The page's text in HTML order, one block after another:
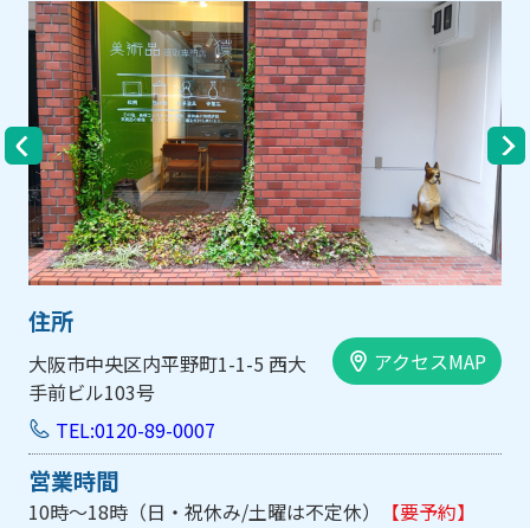
住所
大阪市中央区内平野町1-1-5 西大
手前ビル103号
アクセスMAP
TEL:0120-89-0007
営業時間
10時～18時（日・祝休み/土曜は不定休） 【要予約】